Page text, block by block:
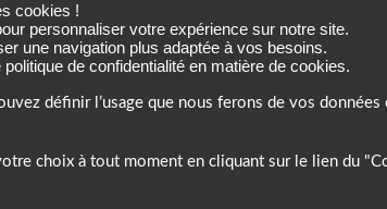
cookies !
personnaliser votre expérience sur notre site.
une navigation plus adaptée à vos besoins.
de confidentialité en matière de cookies.
définir l’usage que nous ferons de vos données
choix à tout moment en cliquant sur le lien du